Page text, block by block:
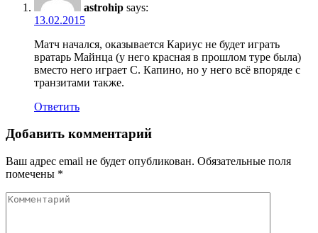
astrohip says:
13.02.2015
Матч начался, оказывается Кариус не будет играть
вратарь Майнца (у него красная в прошлом туре была)
вместо него играет С. Капино, но у него всё впоряде с
транзитами также.
Ответить
Добавить комментарий
Ваш адрес email не будет опубликован. Обязательные поля
помечены *
Комментарий